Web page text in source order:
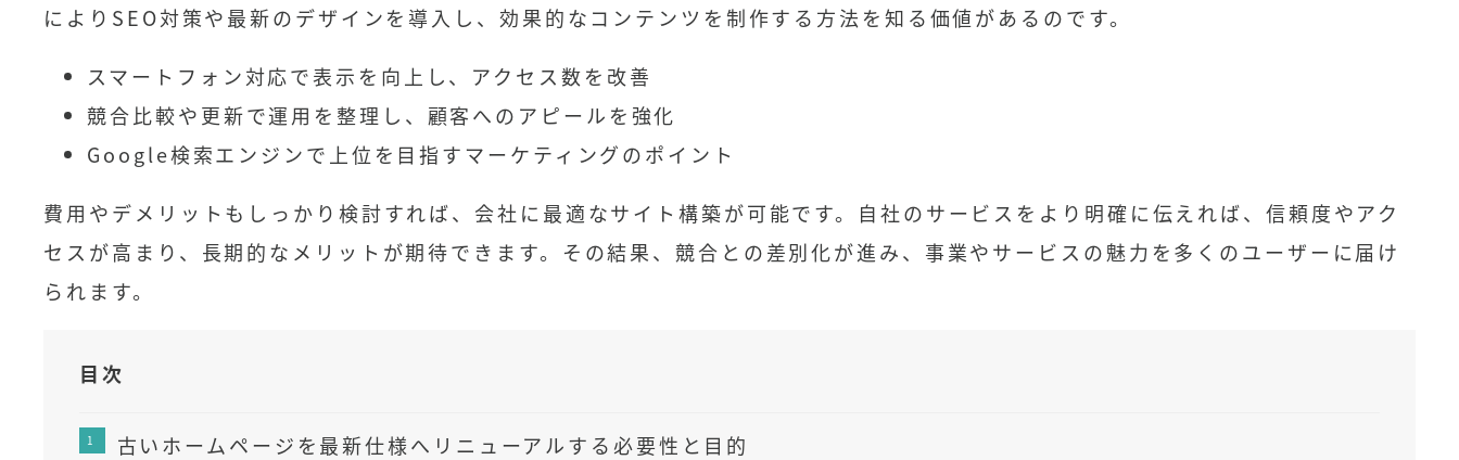
によりSEO対策や最新のデザインを導入し、効果的なコンテンツを制作する方法を知る価値があるのです。
スマートフォン対応で表示を向上し、アクセス数を改善
競合比較や更新で運用を整理し、顧客へのアピールを強化
Google検索エンジンで上位を目指すマーケティングのポイント
費用やデメリットもしっかり検討すれば、会社に最適なサイト構築が可能です。自社のサービスをより明確に伝えれば、信頼度やアク
セスが高まり、長期的なメリットが期待できます。その結果、競合との差別化が進み、事業やサービスの魅力を多くのユーザーに届け
られます。
目次
古いホームページを最新仕様へリニューアルする必要性と目的